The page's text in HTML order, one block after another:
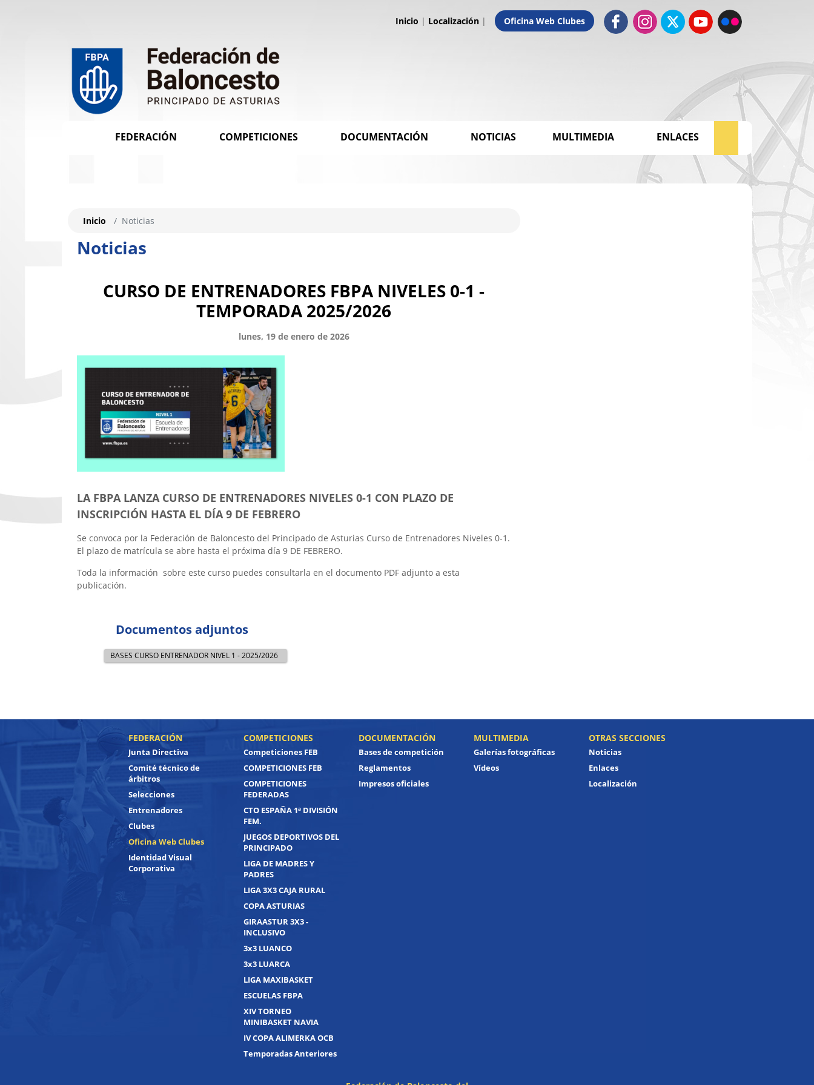
Inicio | Localización | Oficina Web Clubes
FEDERACIÓN COMPETICIONES DOCUMENTACIÓN NOTICIAS MULTIMEDIA ENLACES
Noticias
Inicio Noticias
CURSO DE ENTRENADORES FBPA NIVELES 0-1 -
TEMPORADA 2025/2026
lunes, 19 de enero de 2026
LA FBPA LANZA CURSO DE ENTRENADORES NIVELES 0-1 CON PLAZO DE
INSCRIPCIÓN HASTA EL DÍA 9 DE FEBRERO
Se convoca por la Federación de Baloncesto del Principado de Asturias Curso de Entrenadores Niveles 0-1.
El plazo de matrícula se abre hasta el próxima día 9 DE FEBRERO.
Toda la información sobre este curso puedes consultarla en el documento PDF adjunto a esta
publicación.
Documentos adjuntos
BASES CURSO ENTRENADOR NIVEL 1 - 2025/2026
FEDERACIÓN
Junta Directiva
Comité técnico de
árbitros
Selecciones
Entrenadores
Clubes
Oficina Web Clubes
Identidad Visual
Corporativa
COMPETICIONES
Competiciones FEB
COMPETICIONES FEB
COMPETICIONES
FEDERADAS
CTO ESPAÑA 1ª DIVISIÓN
FEM.
JUEGOS DEPORTIVOS DEL
PRINCIPADO
LIGA DE MADRES Y
PADRES
LIGA 3X3 CAJA RURAL
COPA ASTURIAS
GIRAASTUR 3X3 -
INCLUSIVO
3x3 LUANCO
3x3 LUARCA
LIGA MAXIBASKET
ESCUELAS FBPA
XIV TORNEO
MINIBASKET NAVIA
IV COPA ALIMERKA OCB
Temporadas Anteriores
DOCUMENTACIÓN
Bases de competición
Reglamentos
Impresos oficiales
MULTIMEDIA
Galerías fotográficas
Vídeos
OTRAS SECCIONES
Noticias
Enlaces
Localización